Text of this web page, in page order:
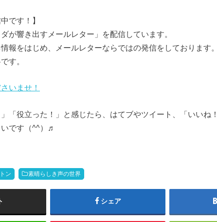
です！】
が響き出すメールレター」を配信しています。
報をはじめ、メールレターならではの発信をしております。
す。
いませ！
」「役立った！」と感じたら、はてブやツイート、「いいね
です（^^）♬
ン 素晴らしき声の世界
シェア